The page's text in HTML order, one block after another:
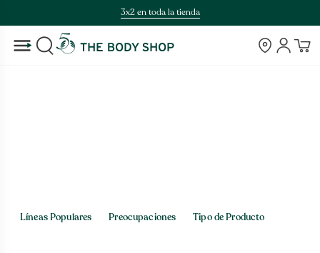
3x2 en toda la tienda
BUSCAR Tiendas
Cuenta
Líneas Populares Preocupaciones Tipo de Producto